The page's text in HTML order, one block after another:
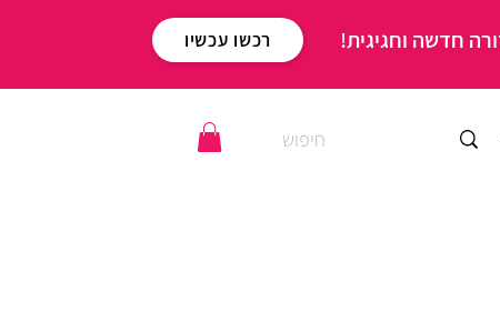
רכשו עכשיו חדשה וחגיגית!